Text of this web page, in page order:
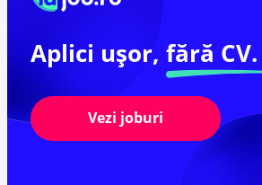
Aplici ușor, fără CV.
Vezi joburi